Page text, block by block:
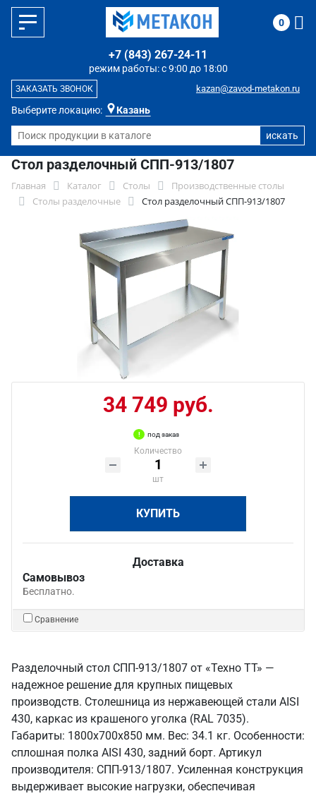
Выберите локацию: Казань
режим работы: с 9:00 до 18:00
+7 (843) 267-24-11
kazan@zavod-metakon.ru
ЗАКАЗАТЬ ЗВОНОК
0
Стол разделочный СПП-913/1807
Главная Каталог Столы
Производственные столы
Столы разделочные
Стол разделочный СПП-913/1807
34 749 руб.
под заказ
Количество
шт
КУПИТЬ
Доставка
Самовывоз
Бесплатно.
Сравнение
Разделочный стол СПП-913/1807 от «Техно ТТ» —
надежное решение для крупных пищевых
производств. Столешница из нержавеющей стали AISI
430, каркас из крашеного уголка (RAL 7035).
Габариты: 1800x700x850 мм. Вес: 34.1 кг. Особенности:
сплошная полка AISI 430, задний борт. Артикул
производителя: СПП-913/1807. Усиленная конструкция
выдерживает высокие нагрузки, обеспечивая